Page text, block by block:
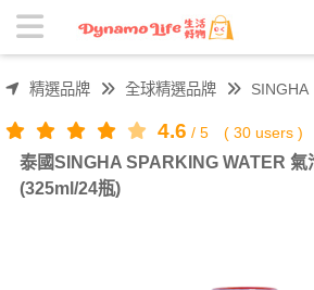
泰國SINGHA SPARKING WATER
(325ml/24瓶) | 吸引力生
精選品牌 全球精選品牌 SINGHA
4.6 / 5 ( 30 users )
泰國SINGHA SPARKING WATER 氣
(325ml/24瓶)